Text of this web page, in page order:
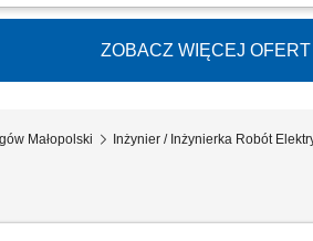
obiektów mostowych,
ZOBACZ WIĘCEJ
Małopolski Inżynier / Inżynierka Robót